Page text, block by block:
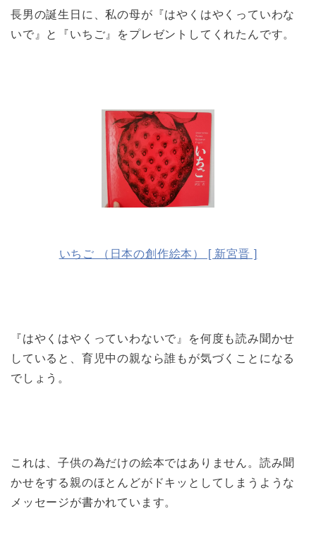
長男の誕生日に、私の母が『はやくはやくっていわな
いで』と『いちご』をプレゼントしてくれたんです。
いちご （日本の創作絵本） [ 新宮晋 ]
『はやくはやくっていわないで』を何度も読み聞かせ
していると、育児中の親なら誰もが気づくことになる
でしょう。
これは、子供の為だけの絵本ではありません。読み聞
かせをする親のほとんどがドキッとしてしまうような
メッセージが書かれています。